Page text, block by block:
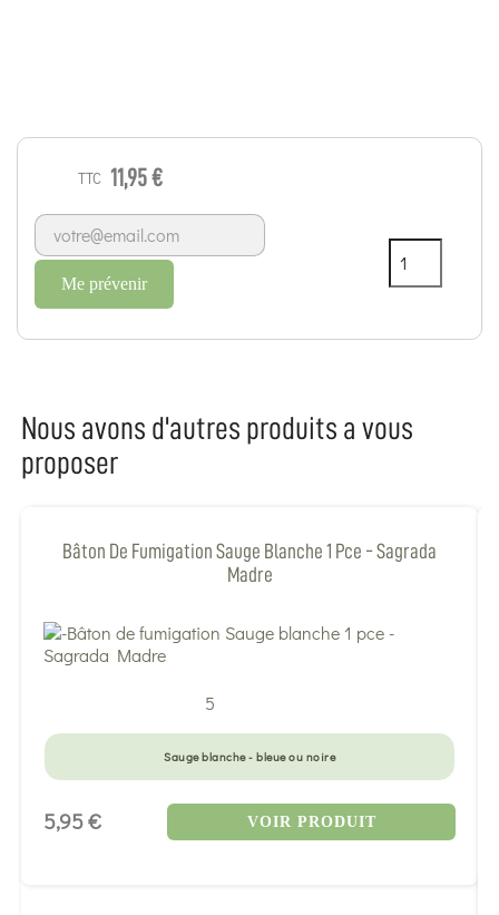
TTC 11,95 €
Me prévenir
Nous avons d'autres produits a vous
proposer
Bâton De Fumigation Sauge Blanche 1 Pce - Sagrada
Madre
5
Sauge blanche - bleue ou noire
5,95 € VOIR PRODUIT